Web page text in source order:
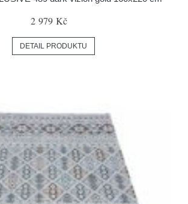
2 979 Kč
DETAIL PRODUKTU